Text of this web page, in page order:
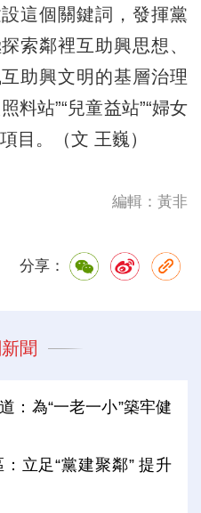
這個關鍵詞，發揮黨
索鄰裡互助興思想、
助興文明的基層治理
料站”“兒童益站”“婦女
目。（文 王巍）
編輯：黃非
分享：
聞
：為“一老一小”築牢健
立足“黨建聚鄰” 提升